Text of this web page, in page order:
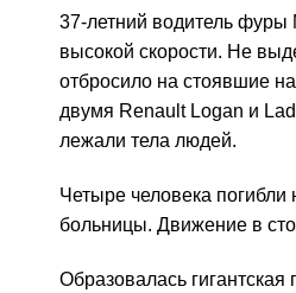
37-летний водитель
высокой скорости. Не
отбросило на стоявшие
двумя Renault Logan и
лежали тела людей.
Четыре человека
больницы. Движение в
Образовалась